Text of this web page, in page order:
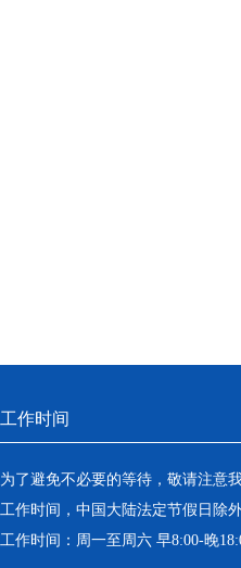
工作时间
为了避免不必要的等待，敬请注意
工作时间，中国大陆法定节假日除外
工作时间：周一至周六 早8:00-晚